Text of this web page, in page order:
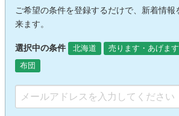
ご希望の条件を登録するだけで、新着情報
来ます。
選択中の条件 北海道 売ります・あげます
布団